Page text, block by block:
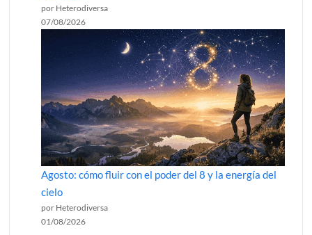
por Heterodiversa
07/08/2026
Agosto: cómo fluir con el poder del 8 y la energía del
cielo
por Heterodiversa
01/08/2026